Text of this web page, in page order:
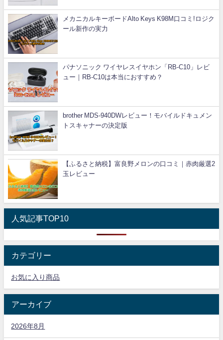
メカニカルキーボードAlto Keys K98M口コミ!ロジク
ール新作の実力
パナソニック ワイヤレスイヤホン「RB-C10」レビ
ュー｜RB-C10は本当におすすめ？
brother MDS-940DWレビュー！モバイルドキュメン
トスキャナーの決定版
【ふるさと納税】富良野メロンの口コミ｜赤肉厳選2
玉レビュー
人気記事TOP10
カテゴリー
お気に入り商品
アーカイブ
2026年8月